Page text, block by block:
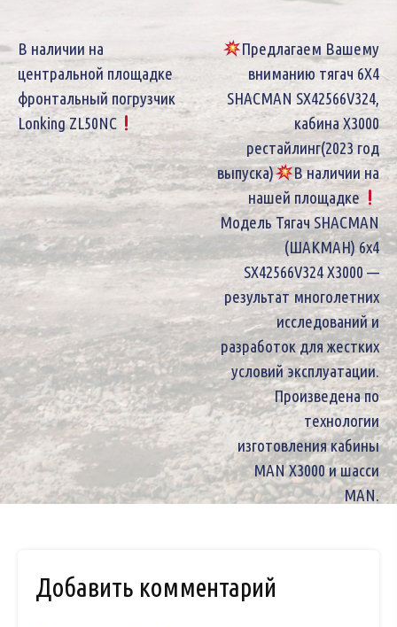
Навигация
по
записям
В наличии на
центральной площадке
фронтальный погрузчик
Lonking ZL50NC
Предлагаем Вашему
вниманию тягач 6Х4
SHACMAN SX42566V324,
кабина X3000
рестайлинг(2023 год
выпуска)
В наличии на
нашей площадке
Модель Тягач SHACMAN
(ШАКМАН) 6х4
SX42566V324 X3000 —
результат многолетних
исследований и
разработок для жестких
условий эксплуатации.
Произведена по
технологии
изготовления кабины
MAN X3000 и шасси
MAN.
Добавить комментарий